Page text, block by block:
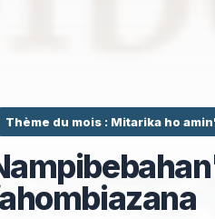
Thème du mois : Mitarika ho